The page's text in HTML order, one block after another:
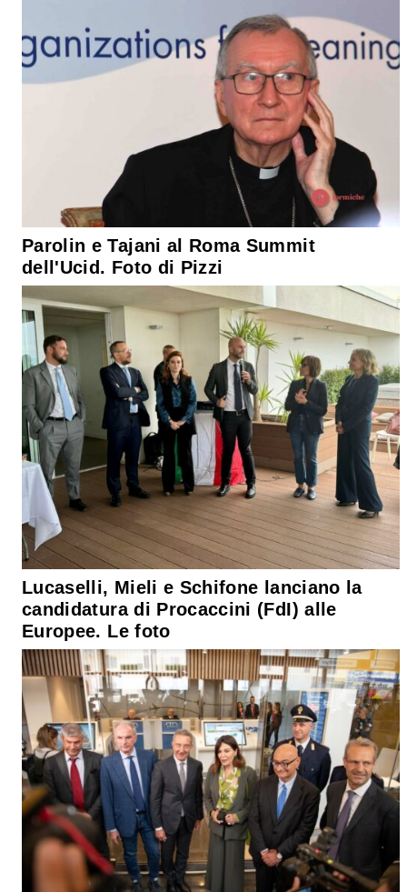
Parolin e Tajani al Roma Summit
dell'Ucid. Foto di Pizzi
Lucaselli, Mieli e Schifone lanciano la
candidatura di Procaccini (FdI) alle
Europee. Le foto